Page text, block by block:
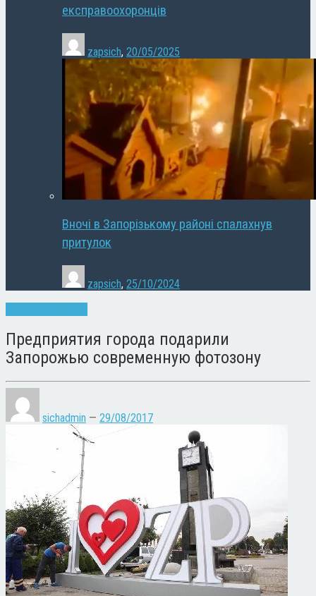
експравоохоронців
zapsich, 20/05/2025
Вночі в Запорізькому районі спалахнув
притулок
zapsich, 25/10/2024
Предприятия города подарили
Запорожью современную фотозону
sichadmin — 29/08/2017